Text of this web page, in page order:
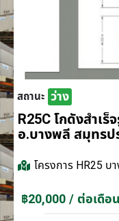
สถานะ ว่าง
R25C โกดังสำเ
อ.บางพลี สมุทรป
โครงการ HR25 บ
฿20,000 / ต่อเดือน